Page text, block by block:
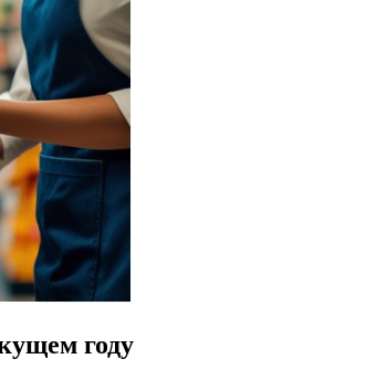
году